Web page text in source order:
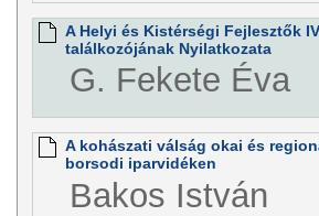
A Helyi és Kistérségi Fejlesztők
találkozójának Nyilatkozata
G. Fekete Éva
A kohászati válság okai és
borsodi iparvidéken
Bakos István